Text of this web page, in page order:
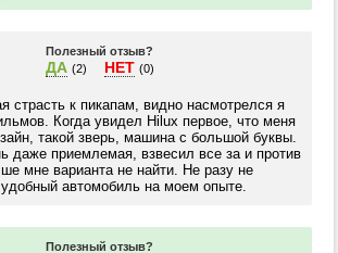
Полезный отзыв?
ДА (2) НЕТ (0)
страсть к пикапам, видно насмотрелся я
Когда увидел Hilux первое, что меня
такой зверь, машина с большой буквы.
даже приемлемая, взвесил все за и против
мне варианта не найти. Не разу не
автомобиль на моем опыте.
Полезный отзыв?